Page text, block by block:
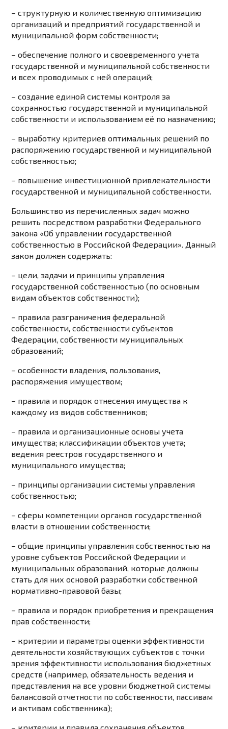
– структурную и количественную оптимизацию
организаций и предприятий государственной и
муниципальной форм собственности;
– обеспечение полного и своевременного учета
государственной и муниципальной собственности
и всех проводимых с ней операций;
– создание единой системы контроля за
сохранностью государственной и муниципальной
собственности и использованием её по назначению;
– выработку критериев оптимальных решений по
распоряжению государственной и муниципальной
собственностью;
– повышение инвестиционной привлекательности
государственной и муниципальной собственности.
Большинство из перечисленных задач можно
решить посредством разработки Федерального
закона «Об управлении государственной
собственностью в Российской Федерации». Данный
закон должен содержать:
– цели, задачи и принципы управления
государственной собственностью (по основным
видам объектов собственности);
– правила разграничения федеральной
собственности, собственности субъектов
Федерации, собственности муниципальных
образований;
– особенности владения, пользования,
распоряжения имуществом;
– правила и порядок отнесения имущества к
каждому из видов собственников;
– правила и организационные основы учета
имущества; классификации объектов учета;
ведения реестров государственного и
муниципального имущества;
– принципы организации системы управления
собственностью;
– сферы компетенции органов государственной
власти в отношении собственности;
– общие принципы управления собственностью на
уровне субъектов Российской Федерации и
муниципальных образований, которые должны
стать для них основой разработки собственной
нормативно-правовой базы;
– правила и порядок приобретения и прекращения
прав собственности;
– критерии и параметры оценки эффективности
деятельности хозяйствующих субъектов с точки
зрения эффективности использования бюджетных
средств (например, обязательность ведения и
представления на все уровни бюджетной системы
балансовой отчетности по собственности, пассивам
и активам собственника);